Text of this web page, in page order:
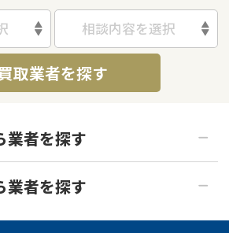
相談内容を選択
買取業者を探す
業者を探す
青森県
業者を探す